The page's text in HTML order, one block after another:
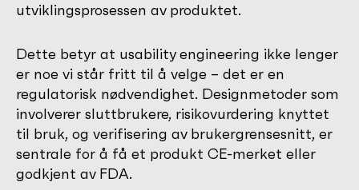
utviklingsprosessen av produktet.
Dette betyr at usability engineering ikke lenger
er noe vi står fritt til å velge – det er en
regulatorisk nødvendighet. Designmetoder som
involverer sluttbrukere, risikovurdering knyttet
til bruk, og verifisering av brukergrensesnitt, er
sentrale for å få et produkt CE-merket eller
godkjent av FDA.